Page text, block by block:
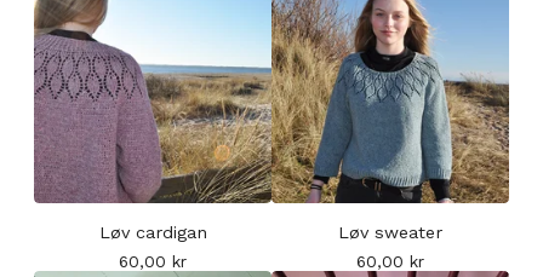
Løv cardigan
60,00 kr
Løv sweater
60,00 kr